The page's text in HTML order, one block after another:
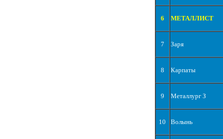
6 МЕТАЛЛИСТ
7 Заря
8 Карпаты
9 Металлург З
10 Волынь